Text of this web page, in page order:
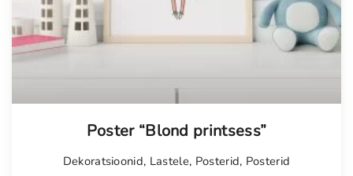
Poster “Blond printsess”
Dekoratsioonid, Lastele, Posterid, Posterid